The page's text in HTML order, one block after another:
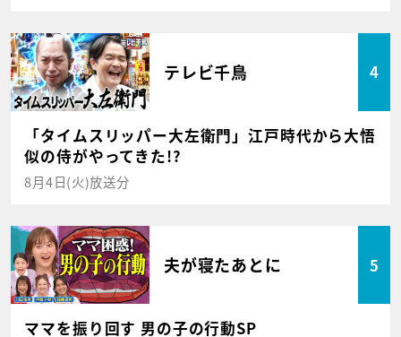
テレビ千鳥 4
「タイムスリッパー大左衛門」江戸時代から大悟
似の侍がやってきた!?
8月4日(火)放送分
夫が寝たあとに 5
ママを振り回す 男の子の行動SP